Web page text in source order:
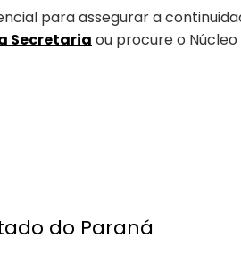
para assegurar a
Secretaria ou procure o Núcleo
do Paraná